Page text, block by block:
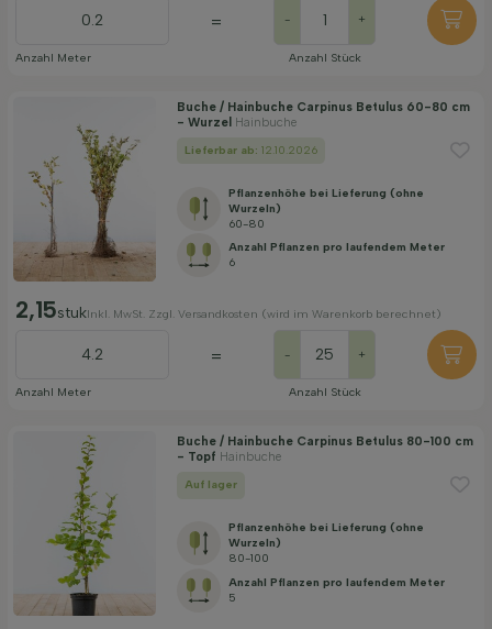
Widerstandsfähigkeit
Immergrün
Duftend
Sichtdicht
Wachstumsrate (cm pro Jahr)
Bodenart
Anzahl Meter
= - +
Anzahl Stück
Buche / Hainbuche Carpinus Betulus 60-80 cm
- Wurzel Hainbuche
Lieferbar ab: 12.10.2026
Pflanzenhöhe bei Lieferung (ohne
Wurzeln)
60-80
Anzahl Pflanzen pro laufendem Meter
6
2,15stukInkl. MwSt. Zzgl. Versandkosten (wird im Warenkorb berechnet)
Anzahl Meter
= - +
Anzahl Stück
Buche / Hainbuche Carpinus Betulus 80-100 cm
- Topf Hainbuche
Auf lager
Pflanzenhöhe bei Lieferung (ohne
Wurzeln)
80-100
Anzahl Pflanzen pro laufendem Meter
5